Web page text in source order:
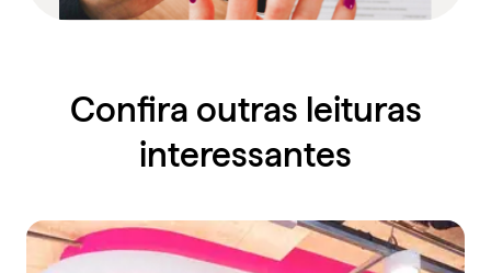
Confira outras leituras
interessantes